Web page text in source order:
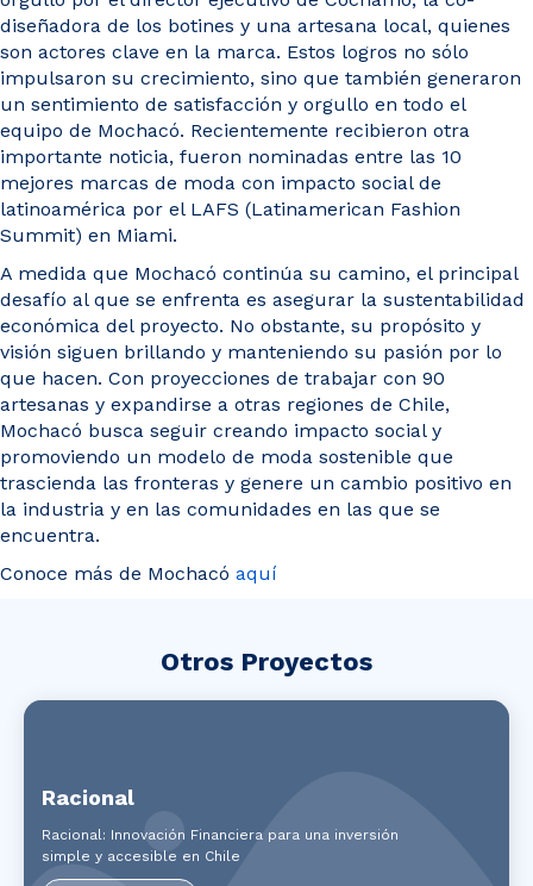
diseñadora de los botines y una artesana local, quienes
son actores clave en la marca. Estos logros no sólo
impulsaron su crecimiento, sino que también generaron
un sentimiento de satisfacción y orgullo en todo el
equipo de Mochacó. Recientemente recibieron otra
importante noticia, fueron nominadas entre las 10
mejores marcas de moda con impacto social de
latinoamérica por el LAFS (Latinamerican Fashion
Summit) en Miami.
A medida que Mochacó continúa su camino, el principal
desafío al que se enfrenta es asegurar la sustentabilidad
económica del proyecto. No obstante, su propósito y
visión siguen brillando y manteniendo su pasión por lo
que hacen. Con proyecciones de trabajar con 90
artesanas y expandirse a otras regiones de Chile,
Mochacó busca seguir creando impacto social y
promoviendo un modelo de moda sostenible que
trascienda las fronteras y genere un cambio positivo en
la industria y en las comunidades en las que se
encuentra.
Conoce más de Mochacó aquí
Otros Proyectos
Racional
Racional: Innovación Financiera para una inversión
simple y accesible en Chile